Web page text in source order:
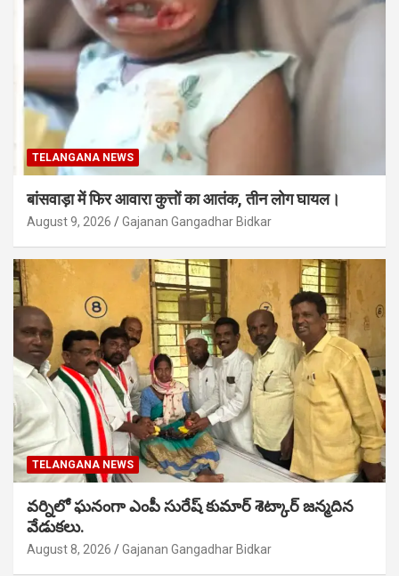
TELANGANA NEWS
बांसवाड़ा में फिर आवारा कुत्तों का आतंक, तीन लोग घायल।
August 9, 2026 Gajanan Gangadhar Bidkar
TELANGANA NEWS
వర్నిలో ఘనంగా ఎంపీ సురేష్ కుమార్ శెట్కార్ జన్మదిన
వేడుకలు.
August 8, 2026 Gajanan Gangadhar Bidkar